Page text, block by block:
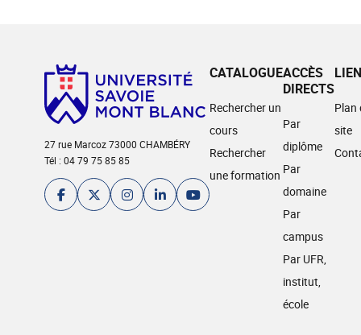
27 rue Marcoz 73000 CHAMBÉRY
Tél : 04 79 75 85 85
CATALOGUE
Rechercher un
cours
Rechercher
une formation
ACCÈS
DIRECTS
Par
diplôme
Par
domaine
Par
campus
Par UFR,
institut,
école
Plan
site